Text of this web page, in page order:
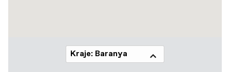
Kraje: Baranya